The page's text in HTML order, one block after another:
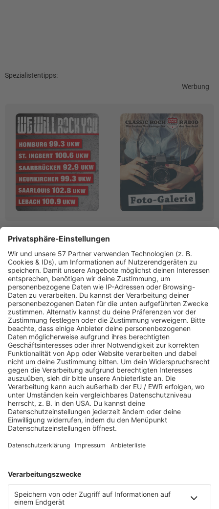
Spezialistentipps:
Werbung
Linktipps:
Werbung
RADIO SALÜ
Saarlands bester Musikmix
www.salue.de»
PROGRAMM
Webradio & Stream
Titelsuche
Rocknews
Sound of Saarland
Live & Laut
Story
Fakten